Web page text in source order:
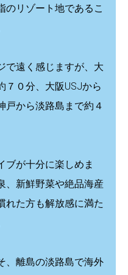
のリゾート地であるこ
遠く感じますが、 大
７０分、大阪USJから
戸から淡路島まで約４
ブが十分に楽しめま
、新鮮野菜や絶品海産
れた方も解放感に満た
、離島の淡路島で海外